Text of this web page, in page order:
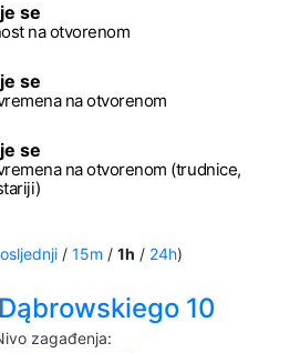
se
na otvorenom
se
na otvorenom
se
na otvorenom (trudnice,
/ 15m / 1h / 24h)
10
zagađenja: